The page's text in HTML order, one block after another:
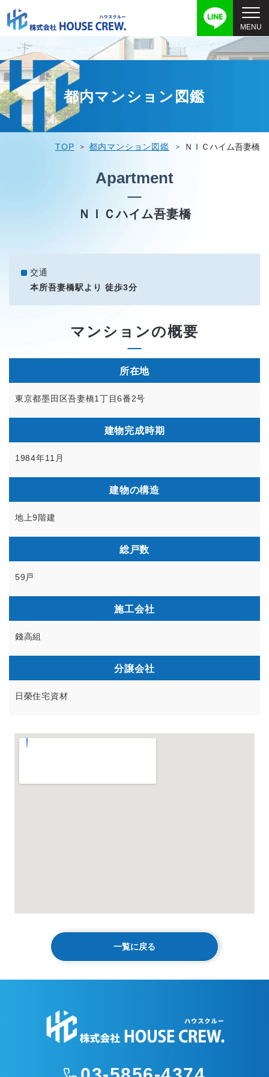
都内マンション図鑑
TOP 都内マンション図鑑 ＮＩＣハイム吾妻橋
Apartment
ＮＩＣハイム吾妻橋
交通
本所吾妻橋駅より 徒歩3分
マンションの概要
所在地
東京都墨田区吾妻橋1丁目6番2号
建物完成時期
1984年11月
建物の構造
地上9階建
総戸数
59戸
施工会社
錢高組
分譲会社
日榮住宅資材
一覧に戻る